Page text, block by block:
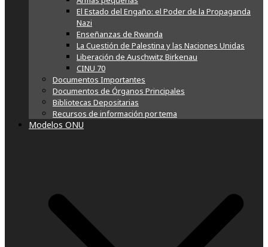
El Estado del Engaño: el Poder de la Propaganda
Nazi
Enseñanzas de Rwanda
La Cuestión de Palestina y las Naciones Unidas
Liberación de Auschwitz Birkenau
CINU 70
Documentos Importantes
Documentos de Órganos Principales
Bibliotecas Depositarias
Recursos de información por tema
Modelos ONU